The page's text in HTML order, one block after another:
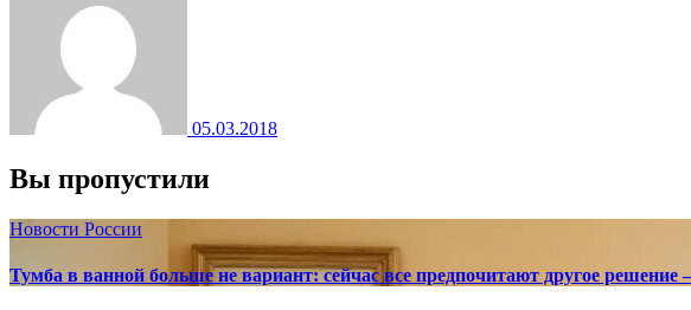
05.03.2018
Вы пропустили
Новости России
Тумба в ванной больше не вариант: сейчас все предпочитают другое